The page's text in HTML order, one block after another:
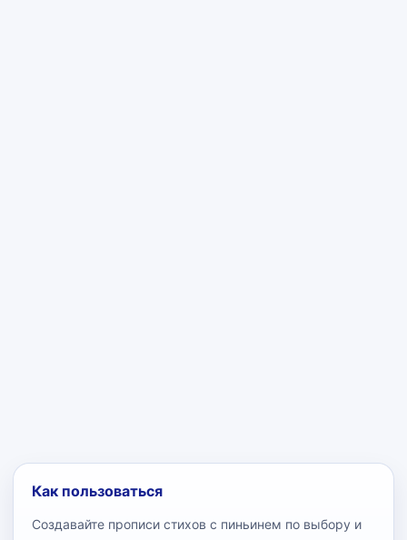
Как пользоваться
Создавайте прописи стихов с пиньинем по выбору и